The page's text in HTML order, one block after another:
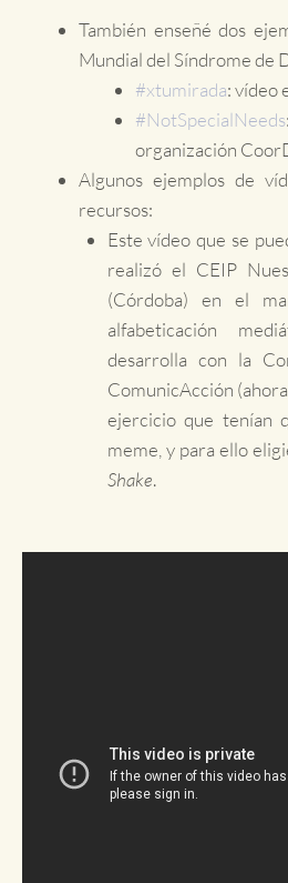
También enseñé dos
Mundial del Síndrome de
#xtumirada: vídeo
#NotSpecialNeeds
organización
Algunos ejemplos de
recursos:
Este vídeo que se
realizó el CEIP
(Córdoba) en el
alfabeticación
desarrolla con la
ComunicAcción
ejercicio que tenían
meme, y para ello
Shake.